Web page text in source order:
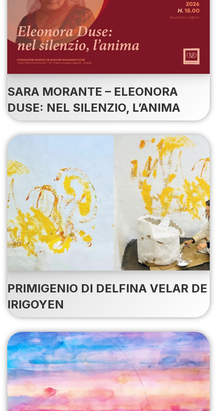
SARA MORANTE – ELEONORA
DUSE: NEL SILENZIO, L’ANIMA
PRIMIGENIO DI DELFINA VELAR DE
IRIGOYEN